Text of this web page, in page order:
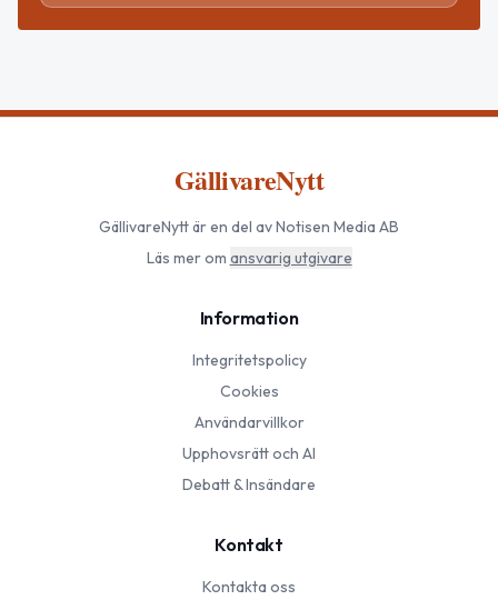
GällivareNytt
GällivareNyttär en del av Notisen Media AB
Läs mer om ansvarig utgivare
Information
Integritetspolicy
Cookies
Användarvillkor
Upphovsrätt och AI
Debatt & Insändare
Kontakt
Kontakta oss